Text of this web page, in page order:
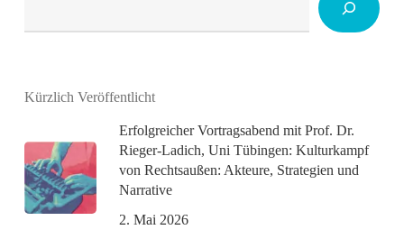
Kürzlich Veröffentlicht
Erfolgreicher Vortragsabend mit Prof. Dr.
Rieger-Ladich, Uni Tübingen: Kulturkampf
von Rechtsaußen: Akteure, Strategien und
Narrative
2. Mai 2026